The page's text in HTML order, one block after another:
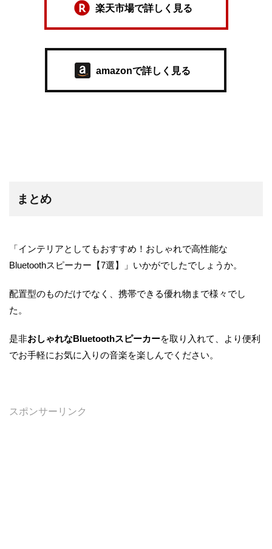
楽天市場で詳しく見る
amazonで詳しく見る
まとめ
「インテリアとしてもおすすめ！おしゃれで高性能な
Bluetoothスピーカー【7選】」いかがでしたでしょうか。
配置型のものだけでなく、携帯できる優れ物まで様々でし
た。
是非おしゃれなBluetoothスピーカーを取り入れて、より便利
でお手軽にお気に入りの音楽を楽しんでください。
スポンサーリンク